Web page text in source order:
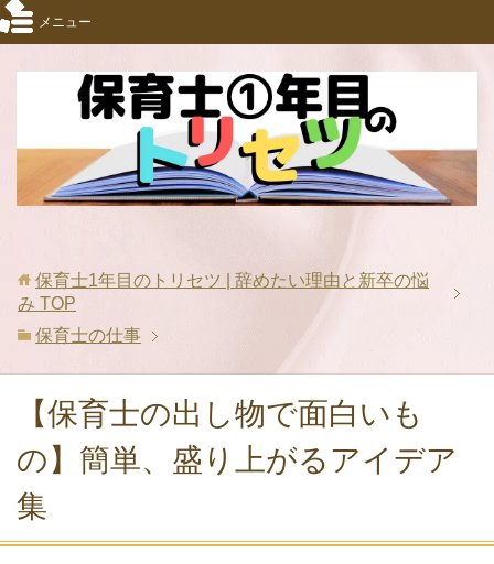
メニュー
保育士1年目のトリセツ | 辞めたい理由と新卒の悩
み TOP
保育士の仕事
【保育士の出し物で面白いも
の】簡単、盛り上がるアイデア
集